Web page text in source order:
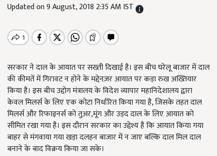
Updated on 9 August, 2018 2:35 AM IST
सरकार ने दाल के आयात पर सख्ती दिखाई है। इस बीच घरेलू बाजार में दाल
की कीमतें में गिरावट न होने के मद्देनज़र आयात पर कड़ा रुख अख्तियार
किया है। इस बीच उद्दोग मंत्रालय के विदेश व्यापार महानिदेशालय द्वारा
केवल मिलर्स के लिए एक कोटा निर्धारित किया गया है, जिसके तहत दाल
मिलर्स और रिफाइनर्स को तुअर,मूंग और उड़द दाल के लिए आयात को
सीमित रखा गया है। इस दौरान सरकार का उद्देश्य है कि आयात किया गया
बाहर से मंगवाया गया खड़ा दलहन बाजार में न जाए बल्कि दाल मिल दाल
बनाने के बाद विक्रय किया जा सके।